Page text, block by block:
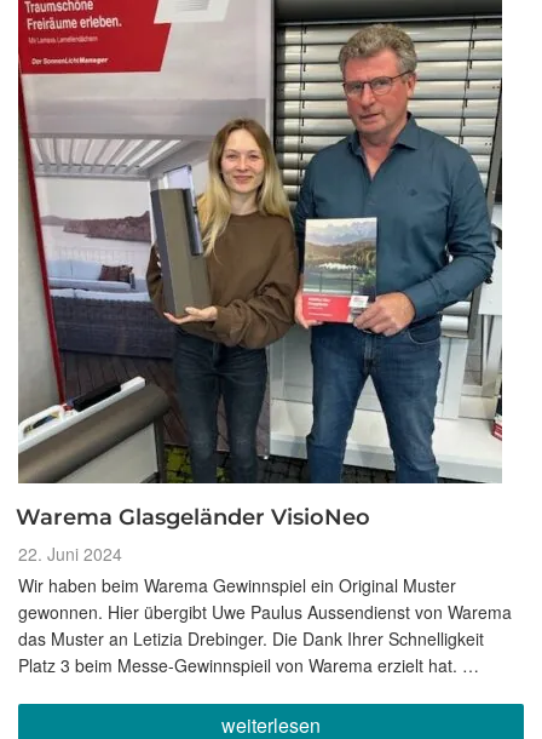
Warema Glasgeländer VisioNeo
Veröffentlicht
am
22. Juni 2024
Wir haben beim Warema Gewinnspiel ein Original Muster
gewonnen. Hier übergibt Uwe Paulus Aussendienst von Warema
das Muster an Letizia Drebinger. Die Dank Ihrer Schnelligkeit
Platz 3 beim Messe-Gewinnspieil von Warema erzielt hat. …
„Warema
weiterlesen